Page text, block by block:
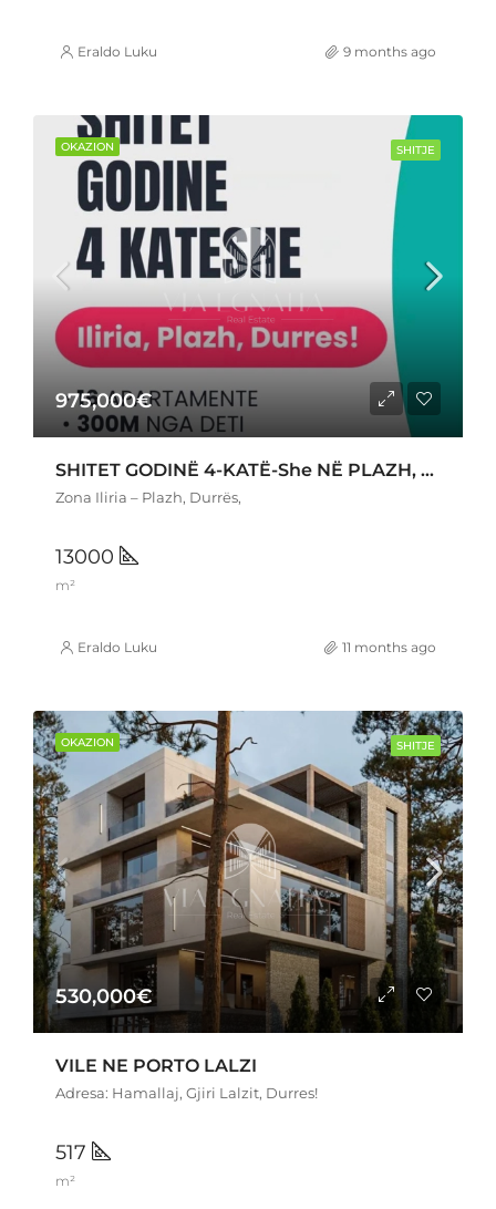
Eraldo Luku 9 months ago
OKAZION SHITJE
975,000€
SHITET GODINË 4-KATË-She NË PLAZH, DURRËS (Iliria)
Zona Iliria – Plazh, Durrës,
13000
m²
Eraldo Luku 11 months ago
OKAZION SHITJE
530,000€
VILE NE PORTO LALZI
Adresa: Hamallaj, Gjiri Lalzit, Durres!
517
m²